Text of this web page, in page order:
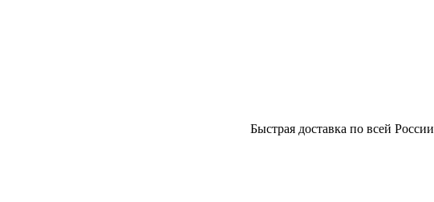
Быстрая доставка по всей России